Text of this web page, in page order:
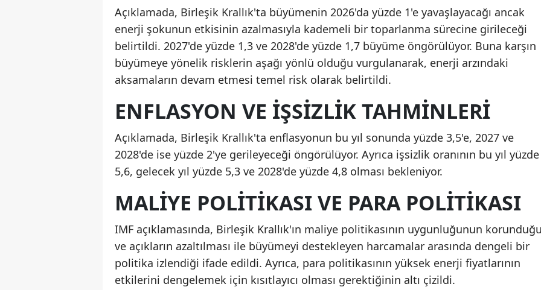
Açıklamada, Birleşik Krallık'ta büyümenin 2026'da yüzde 1'e yavaşlayacağı ancak
enerji şokunun etkisinin azalmasıyla kademeli bir toparlanma sürecine girileceği
belirtildi. 2027'de yüzde 1,3 ve 2028'de yüzde 1,7 büyüme öngörülüyor. Buna karşın
büyümeye yönelik risklerin aşağı yönlü olduğu vurgulanarak, enerji arzındaki
aksamaların devam etmesi temel risk olarak belirtildi.
ENFLASYON VE İŞSIZLIK TAHMINLERI
Açıklamada, Birleşik Krallık'ta enflasyonun bu yıl sonunda yüzde 3,5'e, 2027 ve
2028'de ise yüzde 2'ye gerileyeceği öngörülüyor. Ayrıca işsizlik oranının bu yıl yüzde
5,6, gelecek yıl yüzde 5,3 ve 2028'de yüzde 4,8 olması bekleniyor.
MALIYE POLITIKASI VE PARA POLITIKASI
IMF açıklamasında, Birleşik Krallık'ın maliye politikasının uygunluğunun
ve açıkların azaltılması ile büyümeyi destekleyen harcamalar arasında dengeli bir
politika izlendiği ifade edildi. Ayrıca, para politikasının yüksek enerji fiyatlarının
etkilerini dengelemek için kısıtlayıcı olması gerektiğinin altı çizildi.